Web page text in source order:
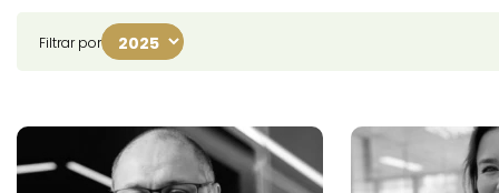
Filtrar por